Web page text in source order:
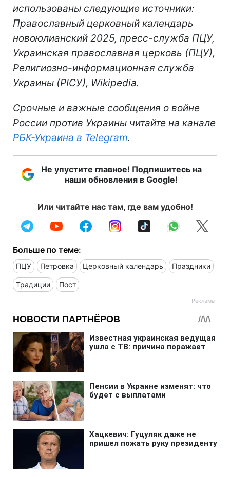
использованы следующие источники:
Православный церковный календарь
новоюлианский 2025, пресс-служба ПЦУ,
Украинская православная церковь (ПЦУ),
Религиозно-информационная служба
Украины (РІСУ), Wikipedia.
Срочные и важные сообщения о войне
России против Украины читайте на канале
РБК-Украина в Telegram.
Не упустите главное! Подпишитесь на
наши обновления в Google!
Или читайте нас там, где вам удобно!
Больше по теме:
ПЦУ Петровка Церковный календарь Праздники
Традиции Пост